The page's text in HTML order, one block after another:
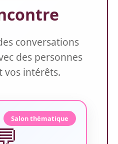
conversations
des personnes
vos intérêts.
Salon thématique